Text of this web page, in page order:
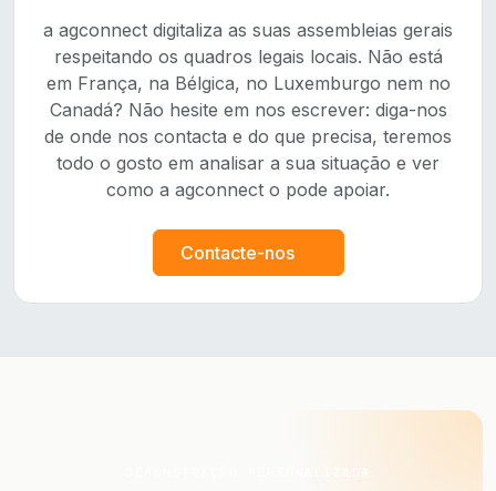
a agconnect digitaliza as suas assembleias gerais
respeitando os quadros legais locais. Não está
em França, na Bélgica, no Luxemburgo nem no
Canadá? Não hesite em nos escrever: diga-nos
de onde nos contacta e do que precisa, teremos
todo o gosto em analisar a sua situação e ver
como a agconnect o pode apoiar.
Contacte-nos